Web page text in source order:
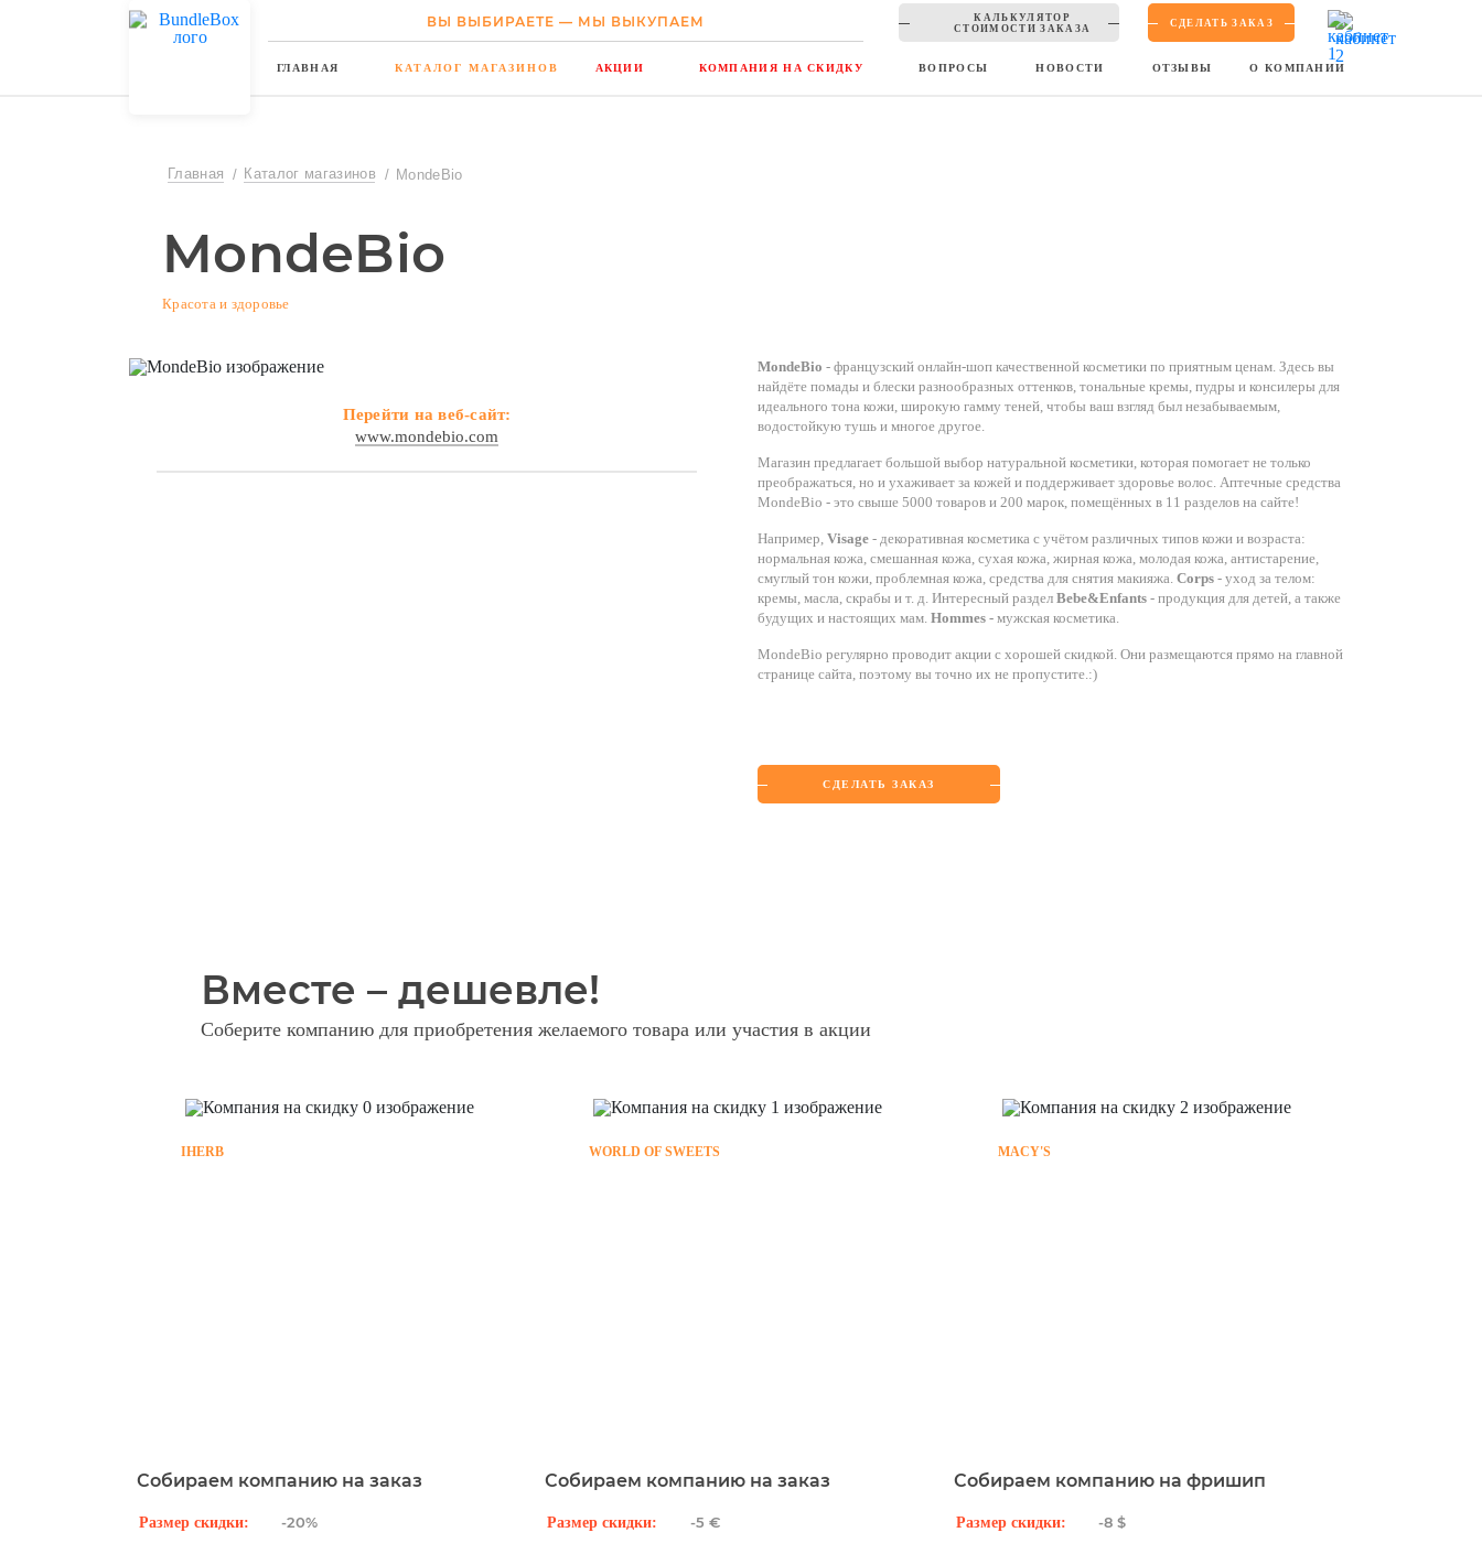
ВЫ ВЫБИРАЕТЕ — МЫ ВЫКУПАЕМ
КАЛЬКУЛЯТОР
СТОИМОСТИ ЗАКАЗА
СДЕЛАТЬ ЗАКАЗ
ГЛАВНАЯ КАТАЛОГ МАГАЗИНОВ АКЦИИ КОМПАНИЯ НА СКИДКУ ВОПРОСЫ НОВОСТИ ОТЗЫВЫ О КОМПАНИИ
Главная Каталог магазинов MondeBio
MondeBio
Красота и здоровье
Перейти на веб-сайт:
www.mondebio.com
MondeBio - французский онлайн-шоп качественной косметики по приятным ценам. Здесь вы
найдёте помады и блески разнообразных оттенков, тональные кремы, пудры и консилеры для
идеального тона кожи, широкую гамму теней, чтобы ваш взгляд был незабываемым,
водостойкую тушь и многое другое.
Магазин предлагает большой выбор натуральной косметики, которая помогает не только
преображаться, но и ухаживает за кожей и поддерживает здоровье волос. Аптечные средства
MondeBio - это свыше 5000 товаров и 200 марок, помещённых в 11 разделов на сайте!
Например, Visage - декоративная косметика с учётом различных типов кожи и возраста:
нормальная кожа, смешанная кожа, сухая кожа, жирная кожа, молодая кожа, антистарение,
смуглый тон кожи, проблемная кожа, средства для снятия макияжа. Corps - уход за телом:
кремы, масла, скрабы и т. д. Интересный раздел Bebe&Enfants - продукция для детей, а также
будущих и настоящих мам. Hommes - мужская косметика.
MondeBio регулярно проводит акции с хорошей скидкой. Они размещаются прямо на главной
странице сайта, поэтому вы точно их не пропустите.:)
СДЕЛАТЬ ЗАКАЗ
Вместе – дешевле!
Соберите компанию для приобретения желаемого товара или участия в акции
IHERB
Собираем компанию на заказ
Размер скидки: -20%
WORLD OF SWEETS
Собираем компанию на заказ
Размер скидки: -5 €
MACY'S
Собираем компанию на фришип
Размер скидки: -8 $